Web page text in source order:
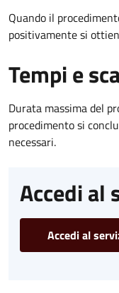
Quando il
positivamente si
Tempi e
Durata massima del
procedimento si
necessari.
Accedi al
Accedi al